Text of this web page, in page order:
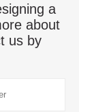
a
about
us by